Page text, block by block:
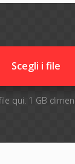
Scegli i file
qui. 1 GB